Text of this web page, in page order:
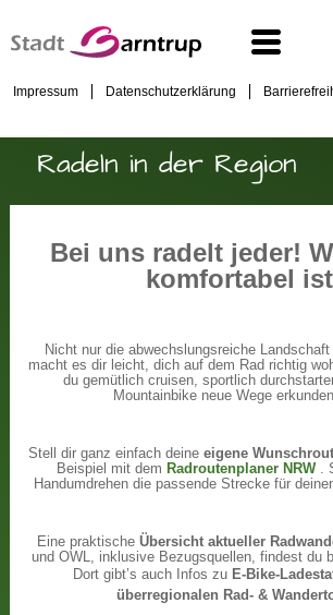
Impressum Datenschutzerklärung
Radeln in der Region
Bei uns radelt jeder!
komfortabel
Nicht nur die abwechslungsreiche
macht es dir leicht, dich auf dem Rad richtig
du gemütlich cruisen, sportlich
Mountainbike neue Wege
Stell dir ganz einfach deine eigene
Beispiel mit dem Radroutenplaner NRW.
Handumdrehen die passende Strecke für
Eine praktische Übersicht aktueller
und OWL, inklusive Bezugsquellen, findest du
Dort gibt’s auch Infos zu E-Bike-
überregionalen Rad- &